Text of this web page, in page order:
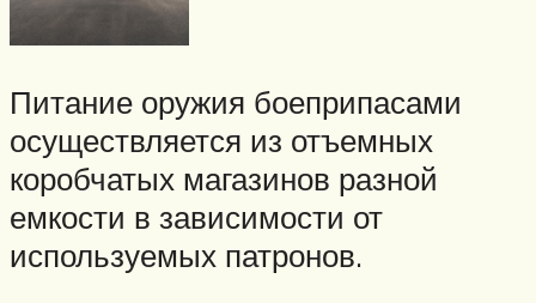
Питание оружия боеприпасами
осуществляется из отъемных
коробчатых магазинов разной
емкости в зависимости от
используемых патронов.